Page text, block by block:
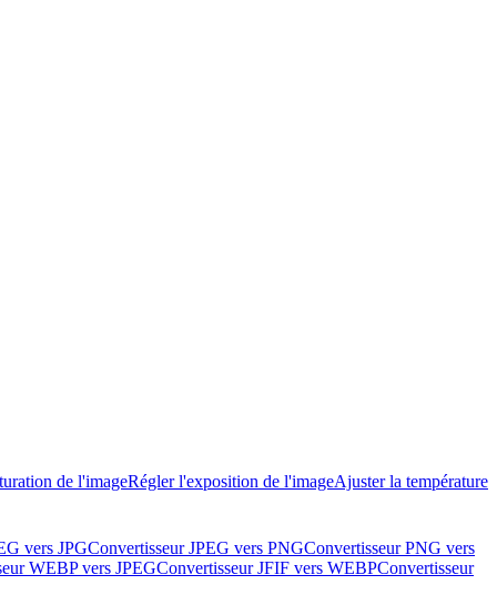
de l'imageRégler l'exposition de l'imageAjuster la température
vers JPGConvertisseur JPEG vers PNGConvertisseur PNG vers
WEBP vers JPEGConvertisseur JFIF vers WEBPConvertisseur